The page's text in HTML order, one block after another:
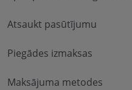
Atsaukt pasūtījumu
Piegādes izmaksas
Maksājuma metodes